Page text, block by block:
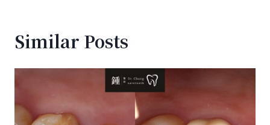
Similar Posts